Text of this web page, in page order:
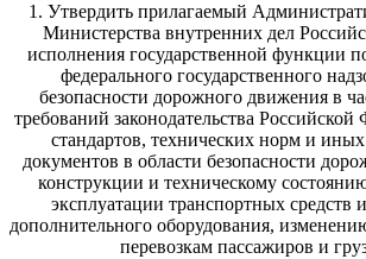
1. Утвердить прилагаемый
Министерства внутренних дел
исполнения государственной функции
федерального государственного
безопасности дорожного движения в
требований законодательства
стандартов, технических норм и
документов в области безопасности
конструкции и техническому
эксплуатации транспортных средств
дополнительного оборудования,
перевозкам пассажиров и